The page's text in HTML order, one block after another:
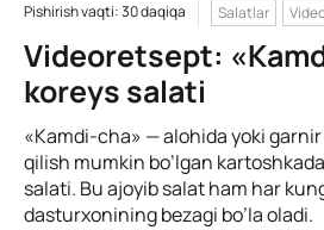
Pishirish vaqti: 30 daqiqa Salatlar
Videoretsept:
koreys salati
«Kamdi-cha» — alohida yoki
qilish mumkin bo’lgan
salati. Bu ajoyib salat ham har
dasturxonining bezagi bo’la oladi.